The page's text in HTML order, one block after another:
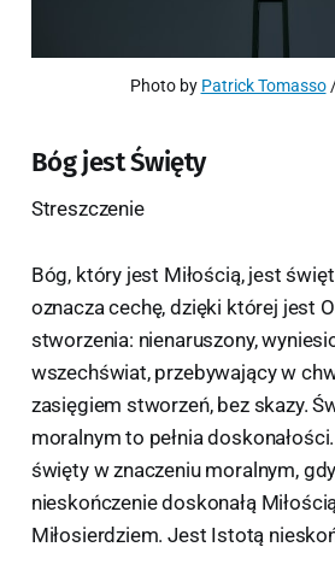
Photo by Patrick Tomasso
Bóg jest Święty
Streszczenie
Bóg, który jest Miłością, jest
oznacza cechę, dzięki której jest
stworzenia: nienaruszony,
wszechświat, przebywający w
zasięgiem stworzeń, bez skazy.
moralnym to pełnia
święty w znaczeniu moralnym,
nieskończenie doskonałą
Miłosierdziem. Jest Istotą